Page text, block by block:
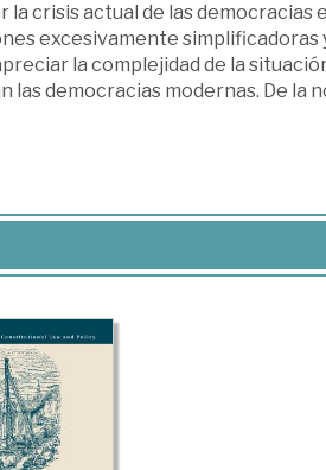
crisis actual de las democracias
excesivamente simplificadoras
la complejidad de la
democracias modernas. De la